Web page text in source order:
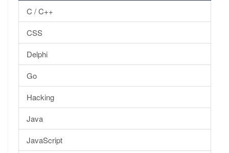
C / C++
CSS
Delphi
Go
Hacking
Java
JavaScript